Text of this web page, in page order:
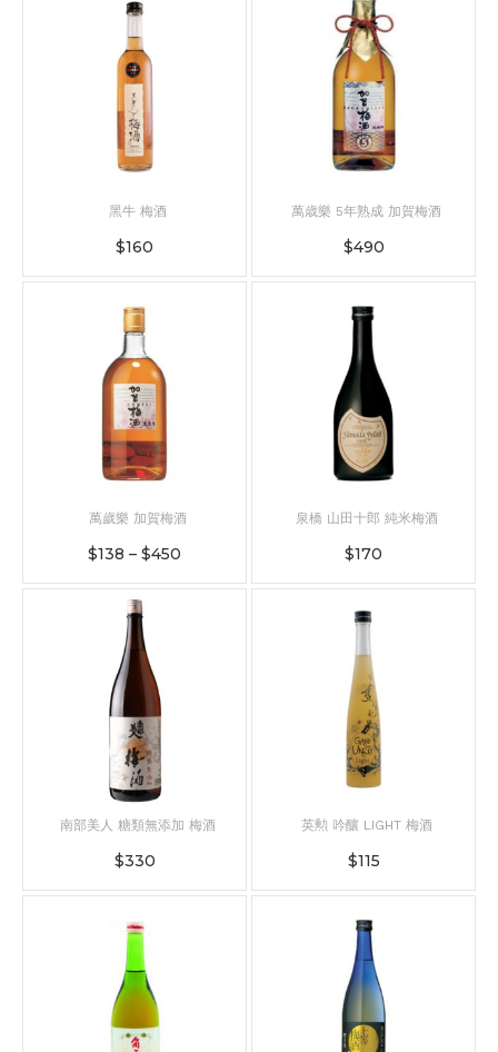
黑牛 梅酒
$160
萬歳樂 5年熟成 加賀梅酒
$490
萬歲樂 加賀梅酒
$138 – $450
泉橋 山田十郎 純米梅酒
$170
南部美人 糖類無添加 梅酒
$330
英勲 吟釀 LIGHT 梅酒
$115